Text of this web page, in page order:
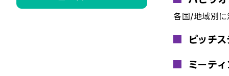
各国/地域別に
ピッチ
ミーテ